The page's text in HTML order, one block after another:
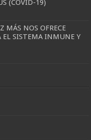
(COVID-19)
MÁS NOS OFRECE
EL SISTEMA INMUNE Y